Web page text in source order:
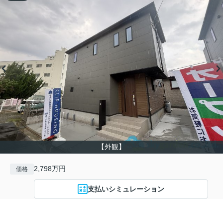
【外観】
価格 2,798万円
支払いシミュレーション